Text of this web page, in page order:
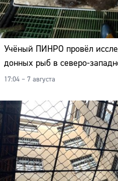
Учёный ПИНРО провёл
донных рыб в северо-
17:04 – 7 августа